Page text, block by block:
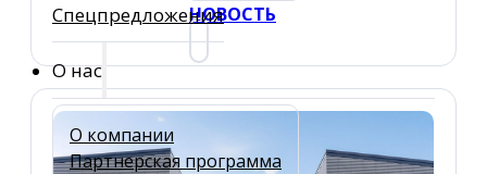
Спецпредложения
О нас
О компании
Партнерская программа
НОВОСТЬ